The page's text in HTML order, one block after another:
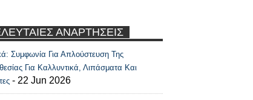
ΑΝΑΡΤΗΣΕΙΣ
Recent Posts Widget
Συμφωνία Για Απλούστευση Της
Για Καλλυντικά, Λιπάσματα Και
- 22 Jun 2026